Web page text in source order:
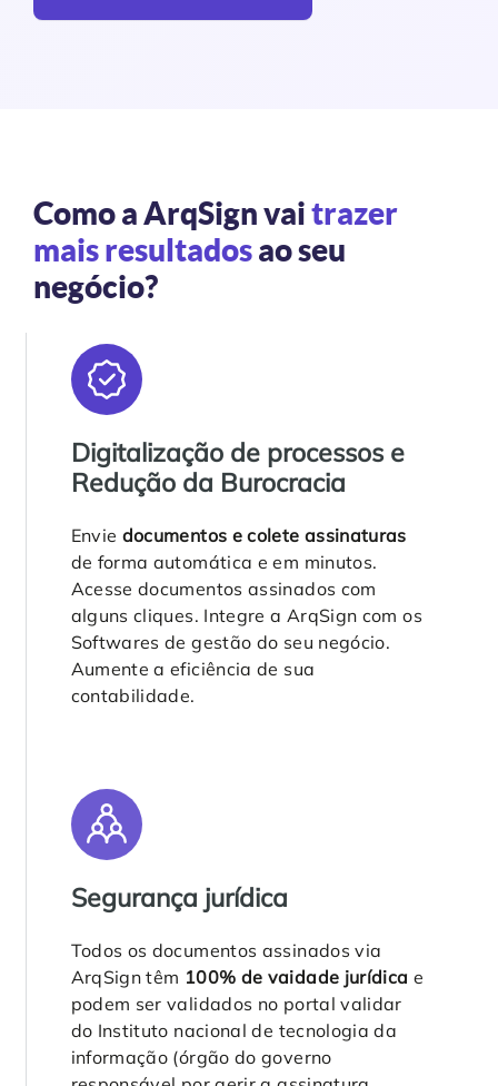
Como a ArqSign vaitrazer
mais resultadosao seu
negócio?
Digitalização de processos e
Redução da Burocracia
Envie documentos e colete assinaturas
de forma automática e em minutos.
Acesse documentos assinados com
alguns cliques. Integre a ArqSign com os
Softwares de gestão do seu negócio.
Aumente a eficiência de sua
contabilidade.
Segurança jurídica
Todos os documentos assinados via
ArqSign têm 100% de vaidade jurídica e
podem ser validados no portal validar
do Instituto nacional de tecnologia da
informação (órgão do governo